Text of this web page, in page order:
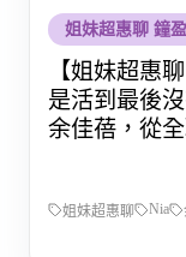
姐妹超惠聊 鐘
【姐妹超惠
是活到最後
余佳蓓，從
姐妹超惠聊 Nia